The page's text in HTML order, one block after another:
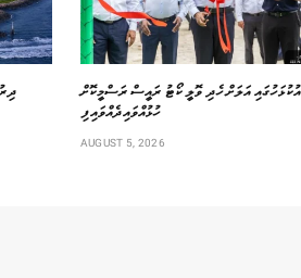
އުކުޅަހުގައި އަލަށް ހެދި ވޮލީ ކޯޓު ރައީސް ރަސްމީކޮށް
ހުޅުއްވައިދެއްވައިފި
AUGUST 5, 2026